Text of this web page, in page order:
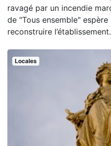
ravagé par un incendie
de "Tous ensemble"
reconstruire l’établissement.
Locales